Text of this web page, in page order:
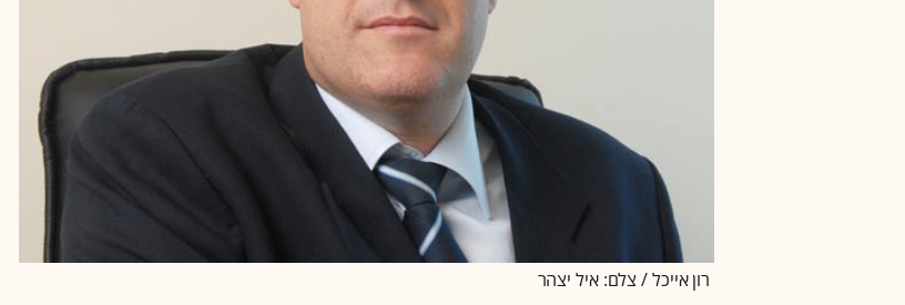
רון אייכל / צלם: איל יצהר